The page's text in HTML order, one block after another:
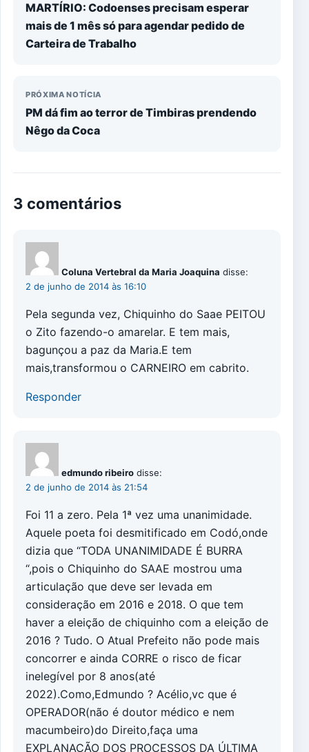
MARTÍRIO: Codoenses precisam esperar
mais de 1 mês só para agendar pedido de
Carteira de Trabalho
PRÓXIMA NOTÍCIA
PM dá fim ao terror de Timbiras prendendo
Nêgo da Coca
3 comentários
Coluna Vertebral da Maria Joaquina disse:
2 de junho de 2014 às 16:10
Pela segunda vez, Chiquinho do Saae PEITOU
o Zito fazendo-o amarelar. E tem mais,
bagunçou a paz da Maria.E tem
mais,transformou o CARNEIRO em cabrito.
Responder
edmundo ribeiro disse:
2 de junho de 2014 às 21:54
Foi 11 a zero. Pela 1ª vez uma unanimidade.
Aquele poeta foi desmitificado em Codó,onde
dizia que “TODA UNANIMIDADE É BURRA
“,pois o Chiquinho do SAAE mostrou uma
articulação que deve ser levada em
consideração em 2016 e 2018. O que tem
haver a eleição de chiquinho com a eleição de
2016 ? Tudo. O Atual Prefeito não pode mais
concorrer e ainda CORRE o risco de ficar
inelegível por 8 anos(até
2022).Como,Edmundo ? Acélio,vc que é
OPERADOR(não é doutor médico e nem
macumbeiro)do Direito,faça uma
EXPLANAÇÃO DOS PROCESSOS DA ÚLTIMA